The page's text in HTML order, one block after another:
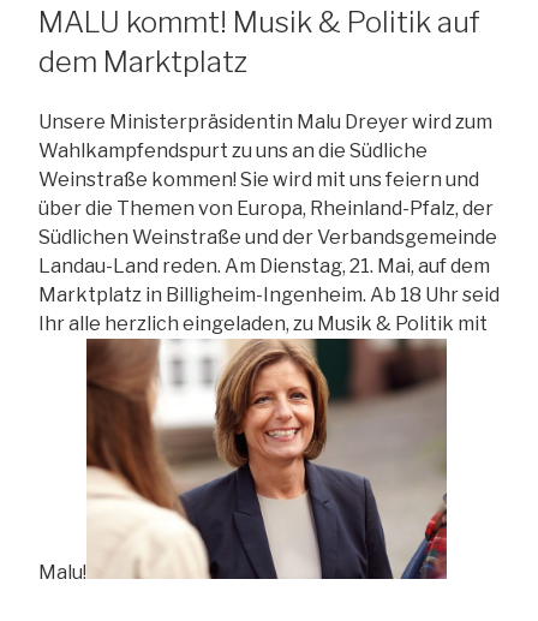
MALU kommt! Musik & Politik auf
dem Marktplatz
Unsere Ministerpräsidentin Malu Dreyer wird zum
Wahlkampfendspurt zu uns an die Südliche
Weinstraße kommen! Sie wird mit uns feiern und
über die Themen von Europa, Rheinland-Pfalz, der
Südlichen Weinstraße und der Verbandsgemeinde
Landau-Land reden. Am Dienstag, 21. Mai, auf dem
Marktplatz in Billigheim-Ingenheim. Ab 18 Uhr seid
Ihr alle herzlich eingeladen, zu Musik & Politik mit
Malu!